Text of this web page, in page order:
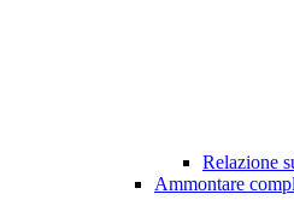
Relazione
Ammontare